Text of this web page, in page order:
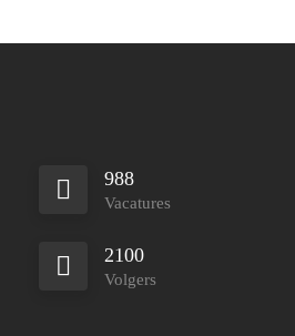
988
Vacatures
2100
Volgers